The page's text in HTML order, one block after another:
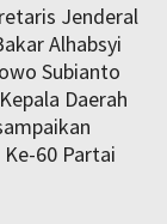
Jenderal
Alhabsyi
Subianto
Daerah
60 Partai